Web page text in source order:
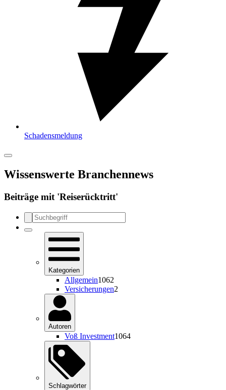
Schadensmeldung
Wissenswerte Branchennews
Beiträge mit 'Reiserücktritt'
Kategorien
Allgemein1062
Versicherungen2
Autoren
Voß Investment1064
Schlagwörter